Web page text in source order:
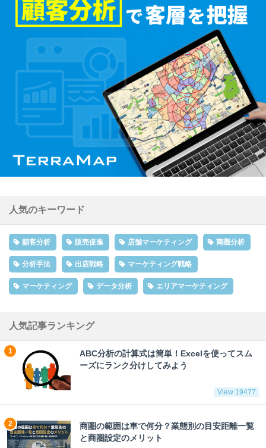
人気のキーワード
顧客分析 販売促進 店舗マーケティング 商圏分析
分析手法 出店戦略 マーケティング戦略
マーケティング データ分析 エリアマーケティング
人気記事ランキング
ABC分析の計算式は簡単！Excelを使ってスム
ーズにランク分けしてみよう
View 19477
商圏の範囲は車で何分？業態別の目安距離一覧
と商圏設定のメリット